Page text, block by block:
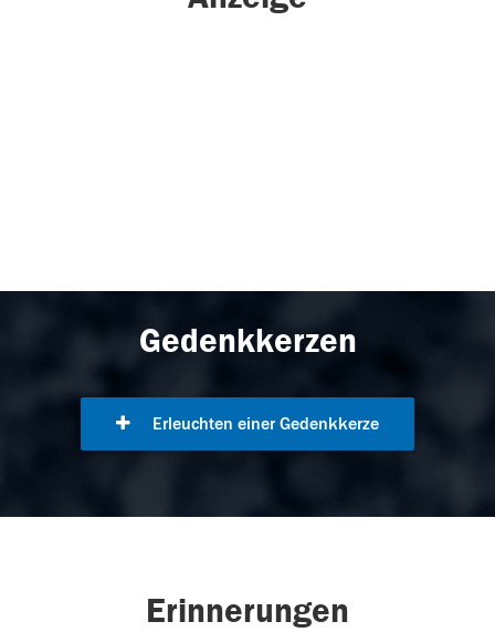
Gedenkkerzen
Erleuchten einer Gedenkkerze
Erinnerungen